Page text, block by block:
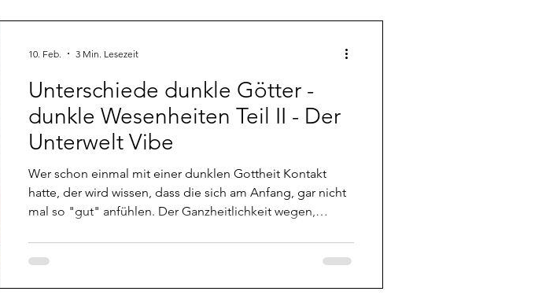
Unterschiede dunkle Götter -
dunkle Wesenheiten Teil II - Der
Unterwelt Vibe
Wer schon einmal mit einer dunklen Gottheit Kontakt
hatte, der wird wissen, dass die sich am Anfang, gar nicht
mal so "gut" anfühlen. Der Ganzheitlichkeit wegen,
ausgeglichen ist, was Schwärze und Licht angeht. Ein
Kreislauf, wie üblich. Da Schwärze aber auch nur Licht ist,
10. Feb. 3 Min. Lesezeit